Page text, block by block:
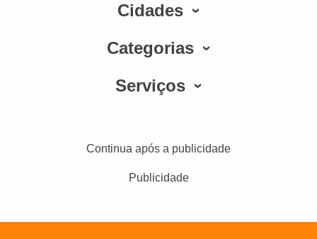
Cidades
Categorias
Serviços
Continua após a publicidade
Publicidade